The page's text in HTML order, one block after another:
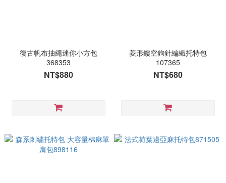
復古帆布抽繩迷你小方包
368353
NT$880
菱形鏤空鉤針編織托特包
107365
NT$680